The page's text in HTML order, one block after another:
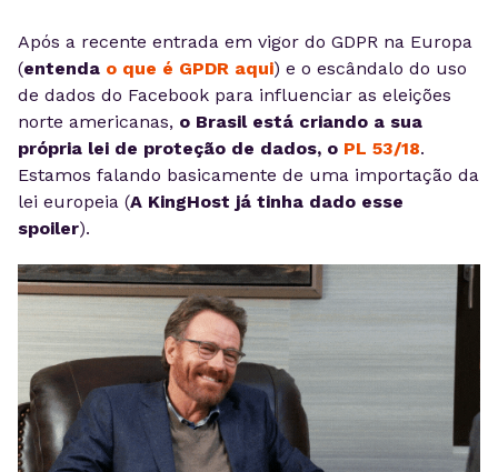
Após a recente entrada em vigor do GDPR na Europa
(entenda o que é GPDR aqui) e o escândalo do uso
de dados do Facebook para influenciar as eleições
norte americanas, o Brasil está criando a sua
própria lei de proteção de dados, o PL 53/18.
Estamos falando basicamente de uma importação da
lei europeia (A KingHost já tinha dado esse
spoiler).